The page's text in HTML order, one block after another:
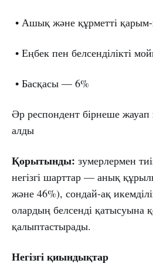
• Ашық және құрметті
• Еңбек пен белсенділікті
• Басқасы — 6%
Әр респондент бірнеше
алды
Қорытынды: зумерлермен
негізгі шарттар — анық
және 46%), сондай-ақ
олардың белсенді қатысуына
қалыптастырады.
Негізгі қиындықтар